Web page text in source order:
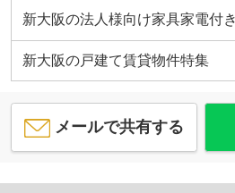
新大阪の法人様向け家具家電付
新大阪の戸建て賃貸物件特集
メールで共有する